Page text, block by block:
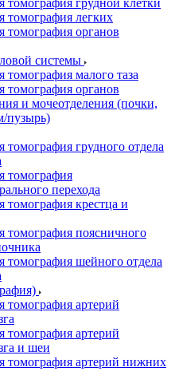
томография грудной клетки
томография легких
томография органов
системы
томография малого таза
томография органов
и мочеотделения (почки,
пузырь)
томография грудного отдела
томография
перехода
томография крестца и
томография поясничного
томография шейного отдела
томография артерий
томография артерий
и шеи
томография артерий нижних